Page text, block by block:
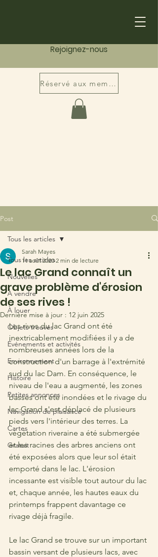
Rejoignez-nous
Réservé aux membres
Post
Tous les articles
Nouvelles
À vendre
À louer
Objets trouvés
Événements et activités
Environnement
Histoire
Petites annonces
Navigation de plaisance
Cartes
Gratuit
Tous les articles
Le lac Grand connaît un
grave problème d'érosion
de ses rives !
Sarah Mayes
11 août 2020 2 min de lecture
Dernière mise à jour : 12 juin 2025
Les rives du lac Grand ont été
inextricablement modifiées il y a de
nombreuses années lors de la
construction d'un barrage à l'extrémité
sud du lac Dam. En conséquence, le
niveau de l'eau a augmenté, les zones
basses ont été inondées et le rivage du
lac Grand s'est déplacé de plusieurs
pieds vers l'intérieur des terres. La
végétation riveraine a été submergée
et les racines des arbres anciens ont
été exposées alors que leur sol était
emporté dans le lac. L'érosion
incessante est visible tout autour du lac
et, chaque année, les hautes eaux du
printemps frappent davantage ce
rivage déjà fragile.
Le lac Grand se trouve sur un important
bassin versant de plusieurs lacs, avec